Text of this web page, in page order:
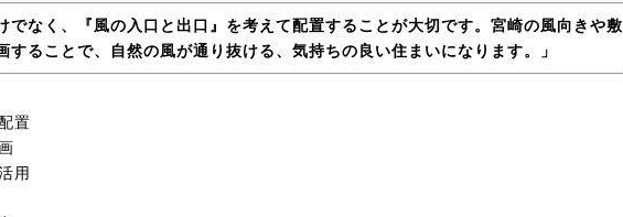
でなく、『風の入口と出口』を考えて配置することが大切です。宮崎の風向きや敷
することで、自然の風が通り抜ける、気持ちの良い住まいになります。」
置
用